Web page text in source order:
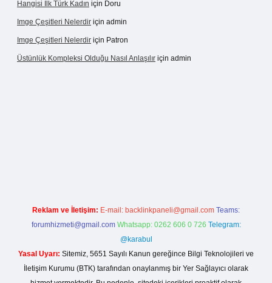
Hangisi Ilk Türk Kadın için Doru
Imge Çeşitleri Nelerdir için admin
Imge Çeşitleri Nelerdir için Patron
Üstünlük Kompleksi Olduğu Nasıl Anlaşılır için admin
Reklam ve İletişim: E-mail: backlinkpaneli@gmail.com Teams:
forumhizmeti@gmail.com Whatsapp: 0262 606 0 726 Telegram:
@karabul
Yasal Uyarı: Sitemiz, 5651 Sayılı Kanun gereğince Bilgi Teknolojileri ve
İletişim Kurumu (BTK) tarafından onaylanmış bir Yer Sağlayıcı olarak